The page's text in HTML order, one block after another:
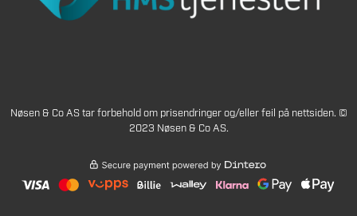
Nøsen & Co AS tar forbehold om prisendringer og/eller feil på nettsiden. ©
2023 Nøsen & Co AS.